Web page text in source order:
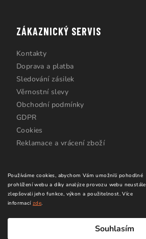
Používáme cookies, abychom Vám umožnili pohodlné
prohlížení webu a díky analýze provozu webu neustále
zlepšovali jeho funkce, výkon a použitelnost.Více
informacízde.
Souhlasím
ZÁKAZNICKÝ SERVIS
Kontakty
Doprava a platba
Sledování zásilek
Věrnostní slevy
Obchodní podmínky
GDPR
Cookies
Reklamace a vrácení zboží
vyhrazena.Upravit